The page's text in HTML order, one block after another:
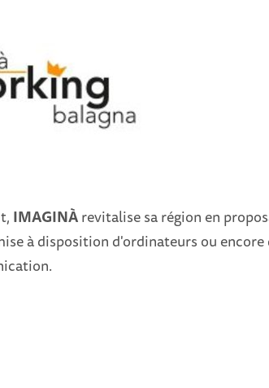
IMAGINÀrevitalise sa région en
à disposition d'ordinateurs ou encore